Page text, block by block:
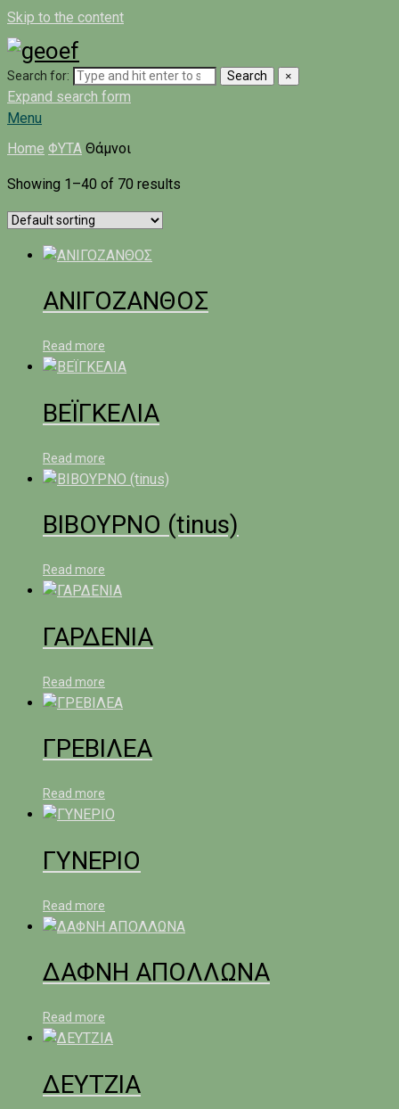
Skip to the content
Search for: Search ×
Expand search form
Menu
Home ΦΥΤΑ Θάμνοι
Showing 1–40 of 70 results
ΑΝΙΓΟΖΑΝΘΟΣ
Read more
ΒΕΪΓΚΕΛΙΑ
Read more
ΒΙΒΟΥΡΝΟ (tinus)
Read more
ΓΑΡΔΕΝΙΑ
Read more
ΓΡΕΒΙΛΕΑ
Read more
ΓΥΝΕΡΙΟ
Read more
ΔΑΦΝΗ ΑΠΟΛΛΩΝΑ
Read more
ΔΕΥΤΖΙΑ